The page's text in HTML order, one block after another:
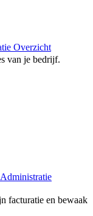
Overzicht
van je bedrijf.
facturatie en bewaak